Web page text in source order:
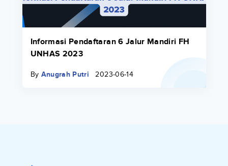
Informasi Pendaftaran 6 Jalur Mandiri FH
UNHAS 2023
By Anugrah Putri 2023-06-14